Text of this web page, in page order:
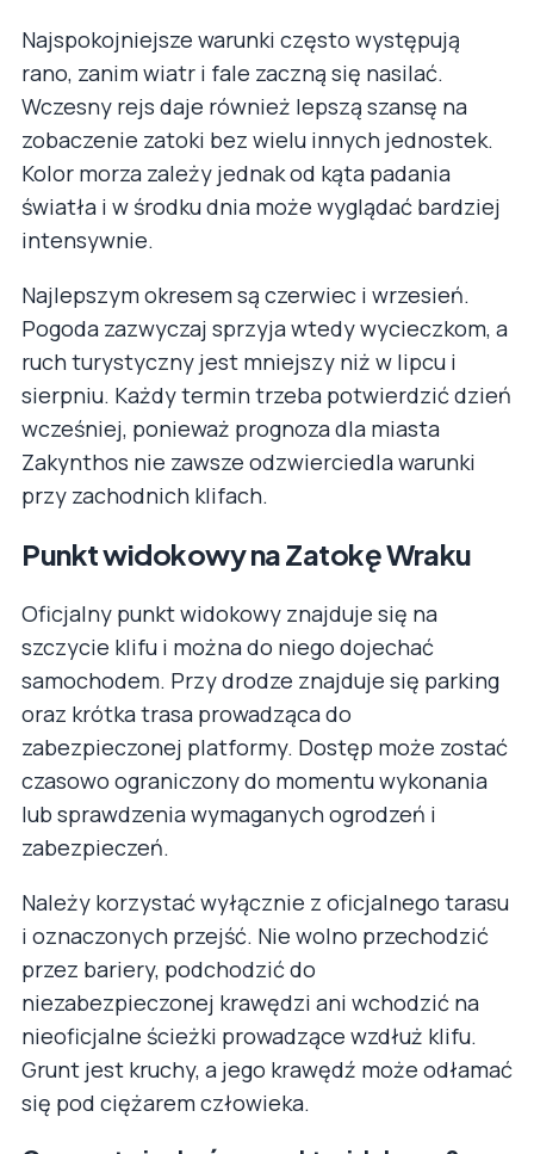
Najspokojniejsze warunki często występują
rano, zanim wiatr i fale zaczną się nasilać.
Wczesny rejs daje również lepszą szansę na
zobaczenie zatoki bez wielu innych jednostek.
Kolor morza zależy jednak od kąta padania
światła i w środku dnia może wyglądać bardziej
intensywnie.
Najlepszym okresem są czerwiec i wrzesień.
Pogoda zazwyczaj sprzyja wtedy wycieczkom, a
ruch turystyczny jest mniejszy niż w lipcu i
sierpniu. Każdy termin trzeba potwierdzić dzień
wcześniej, ponieważ prognoza dla miasta
Zakynthos nie zawsze odzwierciedla warunki
przy zachodnich klifach.
Punkt widokowy na Zatokę Wraku
Oficjalny punkt widokowy znajduje się na
szczycie klifu i można do niego dojechać
samochodem. Przy drodze znajduje się parking
oraz krótka trasa prowadząca do
zabezpieczonej platformy. Dostęp może zostać
czasowo ograniczony do momentu wykonania
lub sprawdzenia wymaganych ogrodzeń i
zabezpieczeń.
Należy korzystać wyłącznie z oficjalnego tarasu
i oznaczonych przejść. Nie wolno przechodzić
przez bariery, podchodzić do
niezabezpieczonej krawędzi ani wchodzić na
nieoficjalne ścieżki prowadzące wzdłuż klifu.
Grunt jest kruchy, a jego krawędź może odłamać
się pod ciężarem człowieka.